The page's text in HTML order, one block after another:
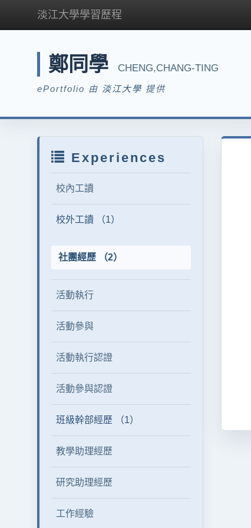
淡江大學學習歷程
鄭同學 CHENG,CHANG-TING
ePortfolio 由 淡江大學 提供
Experiences
校內工讀
校外工讀 （1）
社團經歷 （2）
活動執行
活動參與
活動執行認證
活動參與認證
班級幹部經歷 （1）
教學助理經歷
研究助理經歷
工作經驗